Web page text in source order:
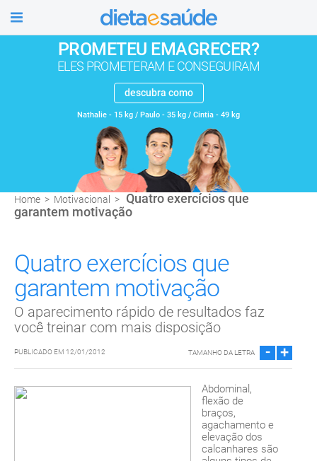
PROMETEU EMAGRECER?
ELES PROMETERAM E CONSEGUIRAM
Nathalie - 15 kg / Paulo - 35 kg / Cintia - 49 kg
descubra como
Home > Motivacional > Quatro exercícios que
garantem motivação
Quatro exercícios que
garantem motivação
O aparecimento rápido de resultados faz
você treinar com mais disposição
TAMANHO DA LETRA - +
PUBLICADO EM 12/01/2012
Abdominal,
flexão de
braços,
agachamento e
elevação dos
calcanhares são